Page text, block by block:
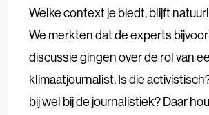
Welke context je biedt, blijft
We merkten dat de experts
discussie gingen over de rol van
klimaatjournalist. Is die
bij wel bij de journalistiek? Daar